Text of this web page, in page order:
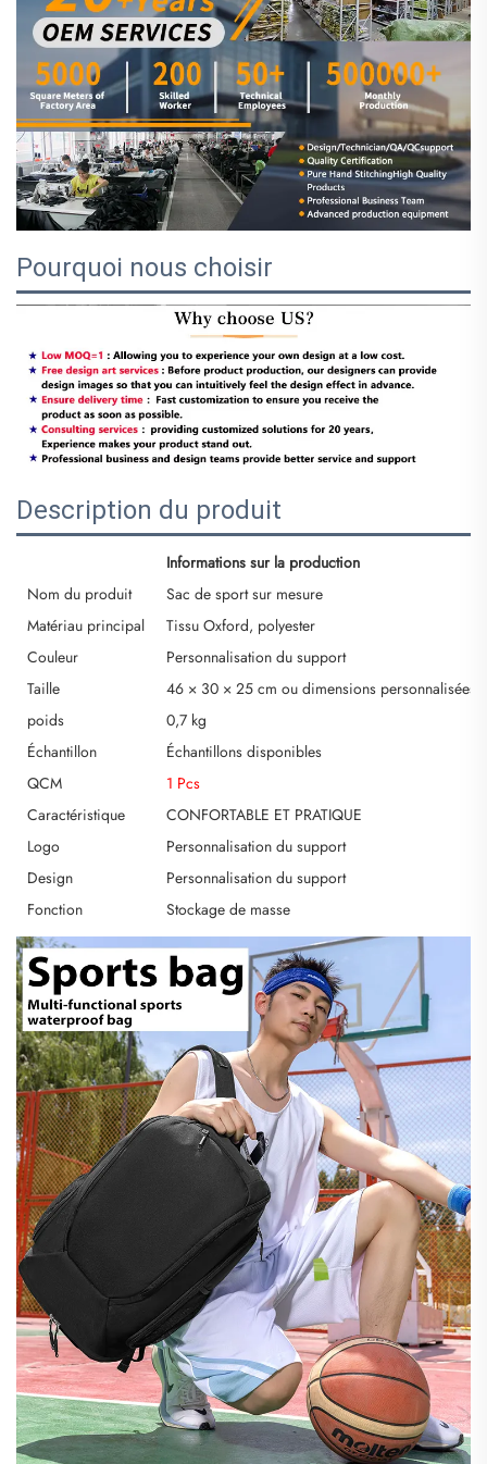
Pourquoi nous choisir
Description du produit
Informations sur la production
Nom du produit
Sac de sport sur mesure
Matériau principal
Tissu Oxford, polyester
Couleur
Personnalisation du support
Taille
46 × 30 × 25 cm ou dimensions personnalisées
poids
0,7 kg
Échantillon
Échantillons disponibles
QCM
1 Pcs
Caractéristique
CONFORTABLE ET PRATIQUE
Logo
Personnalisation du support
Design
Personnalisation du support
Fonction
Stockage de masse